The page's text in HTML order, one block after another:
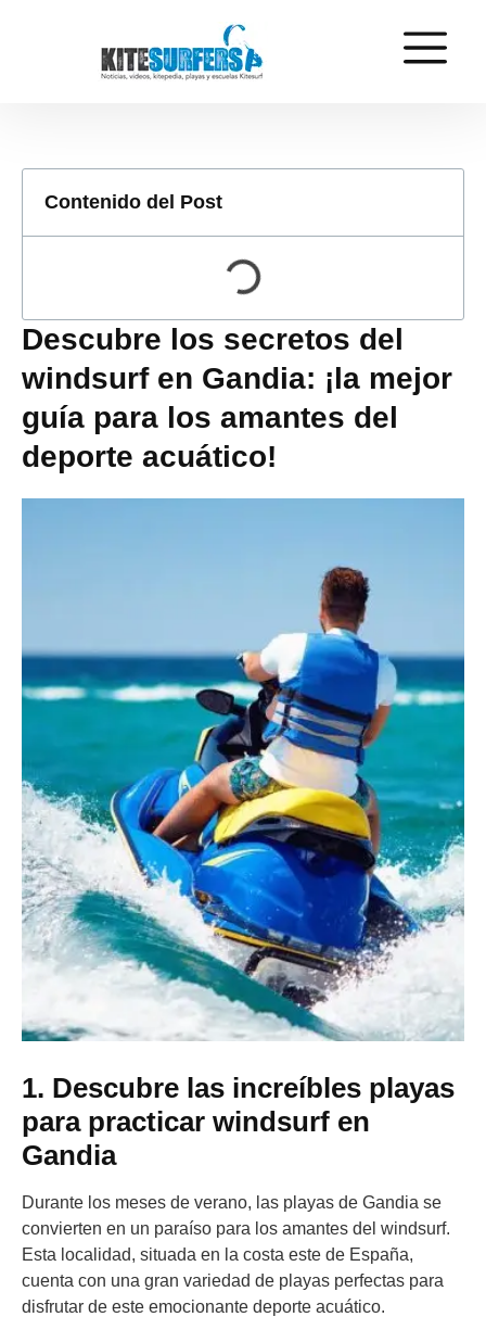
Descubre los secretos del
windsurf en Gandia: ¡la mejor
guía para los amantes del
deporte acuático!
1. Descubre las increíbles playas
para practicar windsurf en
Gandia
Durante los meses de verano, las playas de Gandia se
convierten en un paraíso para los amantes del windsurf.
Esta localidad, situada en la costa este de España,
cuenta con una gran variedad de playas perfectas para
disfrutar de este emocionante deporte acuático.
Contenido del Post